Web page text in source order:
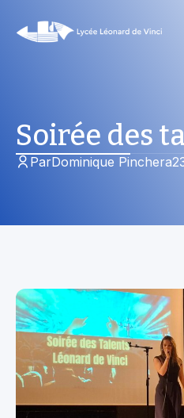
Soirée des
ParDominique Pinchera